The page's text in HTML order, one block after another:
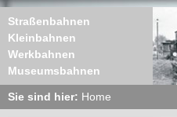
Straßenbahnen
Kleinbahnen
Werkbahnen
Museumsbahnen
Sie sind hier: Home